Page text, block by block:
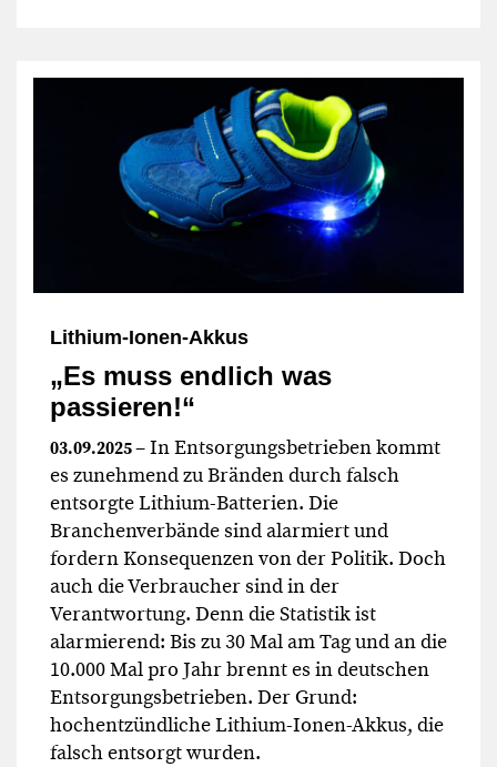
Lithium-Ionen-Akkus
„Es muss endlich was
passieren!“
03.09.2025– In Entsorgungsbetrieben kommt
es zunehmend zu Bränden durch falsch
entsorgte Lithium-Batterien. Die
Branchenverbände sind alarmiert und
fordern Konsequenzen von der Politik. Doch
auch die Verbraucher sind in der
Verantwortung. Denn die Statistik ist
alarmierend: Bis zu 30 Mal am Tag und an die
10.000 Mal pro Jahr brennt es in deutschen
Entsorgungsbetrieben. Der Grund:
hochentzündliche Lithium-Ionen-Akkus, die
falsch entsorgt wurden.